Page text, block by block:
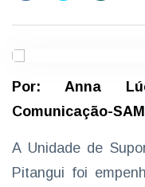
Por: Anna
Comunicação-
A Unidade de
Pitangui foi